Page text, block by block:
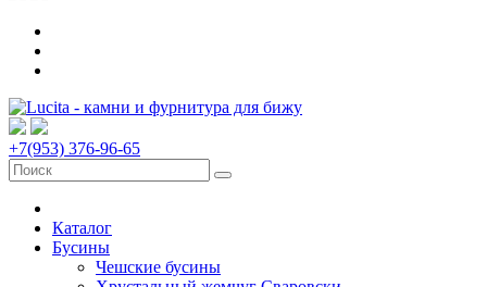
+7(953) 376-96-65
Каталог
Бусины
Чешские бусины